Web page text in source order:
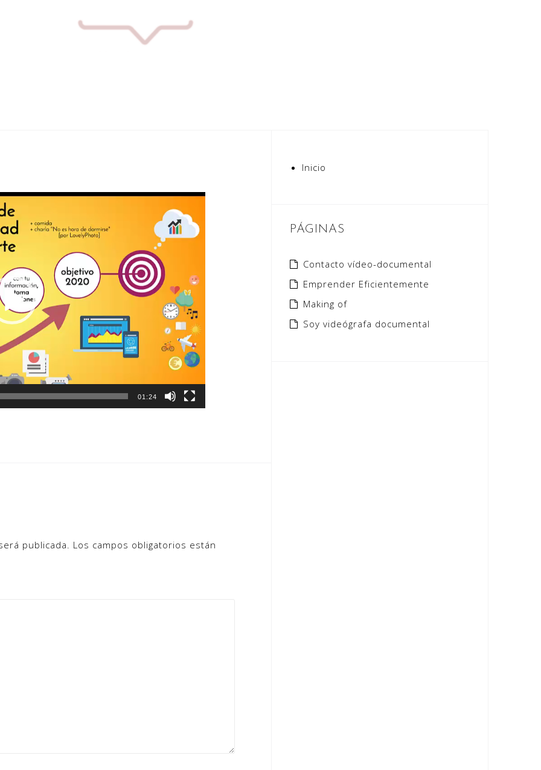
01:24
publicada. Los campos obligatorios están
Inicio
PÁGINAS
Contacto vídeo-documental
Emprender Eficientemente
Making of
Soy videógrafa documental